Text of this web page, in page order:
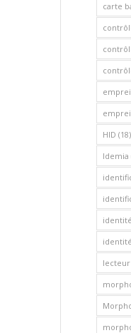
carte
HID (18)
Idemia
identité